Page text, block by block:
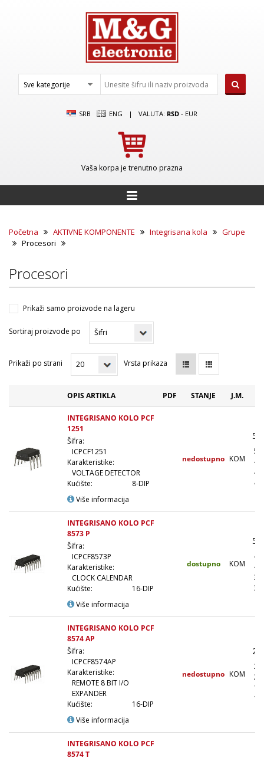
SRB ENG | VALUTA: RSD - EUR
Vaša korpa je trenutno prazna
Početna AKTIVNE KOMPONENTE Integrisana kola
Grupe
Procesori
Procesori
Prikaži samo proizvode na lageru
Sortiraj proizvode po
Prikaži po strani Vrsta prikaza
OPIS ARTIKLA PDF STANJE J.M.
INTEGRISANO KOLO PCF
1251
Šifra:
ICPCF1251
Karakteristike:
VOLTAGE DETECTOR
Kućište:
8-DIP
Više informacija
nedostupno KOM
INTEGRISANO KOLO PCF
8573 P
Šifra:
ICPCF8573P
Karakteristike:
CLOCK CALENDAR
Kućište:
16-DIP
Više informacija
dostupno KOM
INTEGRISANO KOLO PCF
8574 AP
Šifra:
ICPCF8574AP
Karakteristike:
REMOTE 8 BIT I/O
EXPANDER
Kućište:
16-DIP
Više informacija
nedostupno KOM
INTEGRISANO KOLO PCF
8574 T